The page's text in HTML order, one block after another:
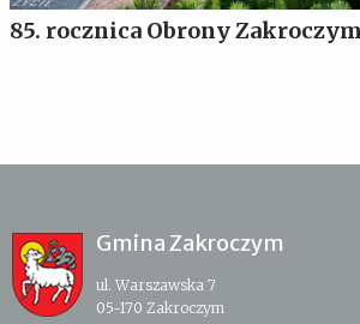
85. rocznica Obrony
Gmina Zakroczym
ul. Warszawska 7
05-170 Zakroczym